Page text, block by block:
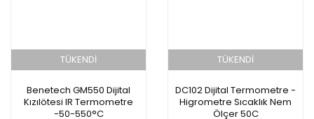
TÜKENDİ
Benetech GM550 Dijital
Kızılötesi IR Termometre
-50-550°C
TÜKENDİ
DC102 Dijital Termometre -
Higrometre Sıcaklık Nem
Ölçer 50C